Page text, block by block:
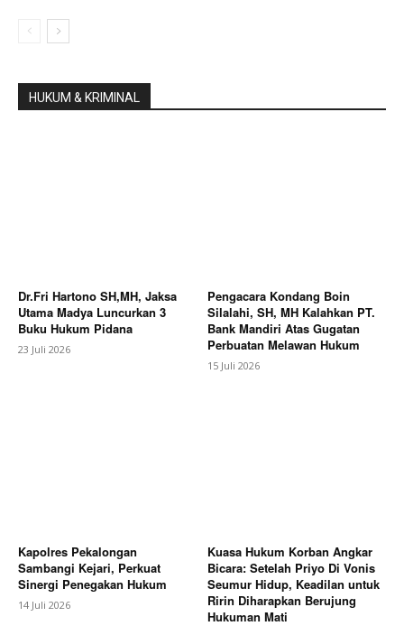
HUKUM & KRIMINAL
Dr.Fri Hartono SH,MH, Jaksa
Utama Madya Luncurkan 3
Buku Hukum Pidana
23 Juli 2026
Pengacara Kondang Boin
Silalahi, SH, MH Kalahkan PT.
Bank Mandiri Atas Gugatan
Perbuatan Melawan Hukum
15 Juli 2026
Kapolres Pekalongan
Sambangi Kejari, Perkuat
Sinergi Penegakan Hukum
14 Juli 2026
Kuasa Hukum Korban Angkar
Bicara: Setelah Priyo Di Vonis
Seumur Hidup, Keadilan untuk
Ririn Diharapkan Berujung
Hukuman Mati